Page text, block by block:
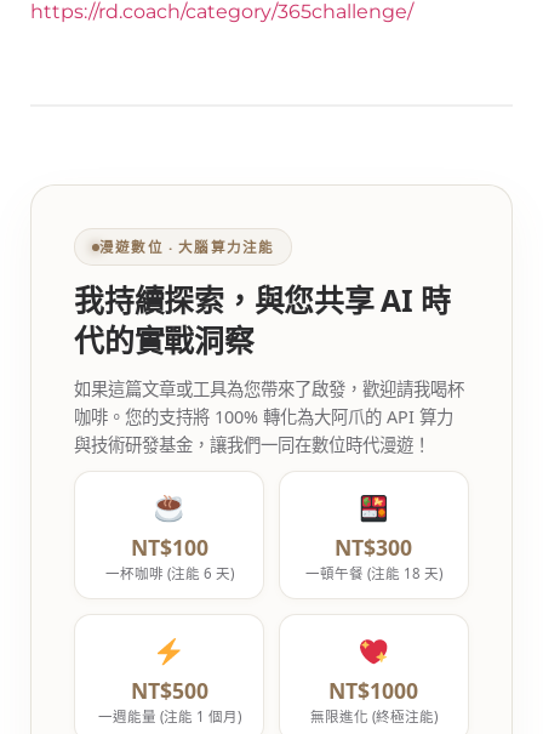
https://rd.coach/category/365challenge/
漫遊數位 ‧ 大腦算力注能
我持續探索，與您共享 AI 時
代的實戰洞察
如果這篇文章或工具為您帶來了啟發，歡迎請我喝杯
咖啡。您的支持將 100% 轉化為大阿爪的 API 算力
與技術研發基金，讓我們一同在數位時代漫遊！
NT$100
一杯咖啡 (注能 6 天)
NT$300
一頓午餐 (注能 18 天)
NT$500
一週能量 (注能 1 個月)
NT$1000
無限進化 (終極注能)